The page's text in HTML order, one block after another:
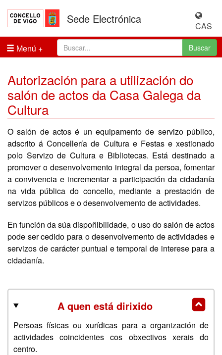
Sede Electrónica
CAS
Menú
Buscar
Autorización para a utilización do
salón de actos da Casa Galega da
Cultura
O salón de actos é un equipamento de servizo público,
adscrito á Concellería de Cultura e Festas e xestionado
polo Servizo de Cultura e Bibliotecas. Está destinado a
promover o desenvolvemento integral da persoa, fomentar
a convivencia e incrementar a participación da cidadanía
na vida pública do concello, mediante a prestación de
servizos públicos e o desenvolvemento de actividades.
En función da súa dispoñibilidade, o uso do salón de actos
pode ser cedido para o desenvolvemento de actividades e
servizos de carácter puntual e temporal de interese para a
cidadanía.
A quen está dirixido
Persoas físicas ou xurídicas para a organización de
actividades coincidentes cos obxectivos xerais do
centro.